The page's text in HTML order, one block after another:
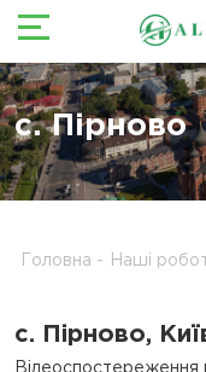
с. Пірново
Головна - Наші
с. Пірново,
Відеоспостереження